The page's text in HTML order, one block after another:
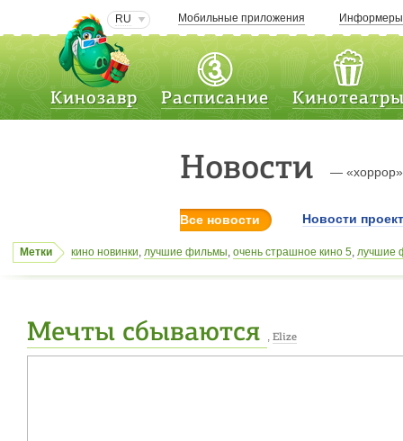
RU Мобильные приложения Информеры
Кинозавр Расписание
Новости — «хоррор»
Все новости Новости
Метки кино новинки, лучшие фильмы, очень страшное кино 5, лучшие
МакКонахи,кинопремьера,Том Круз,кинотеатры Казахстана,
Мечты сбываются , Elize